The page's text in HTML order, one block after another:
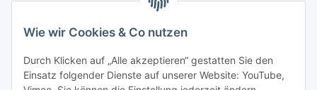
Wie wir Cookies & Co nutzen
Durch Klicken auf „Alle akzeptieren“ gestatten Sie den
Einsatz folgender Dienste auf unserer Website: YouTube,
Kategorien